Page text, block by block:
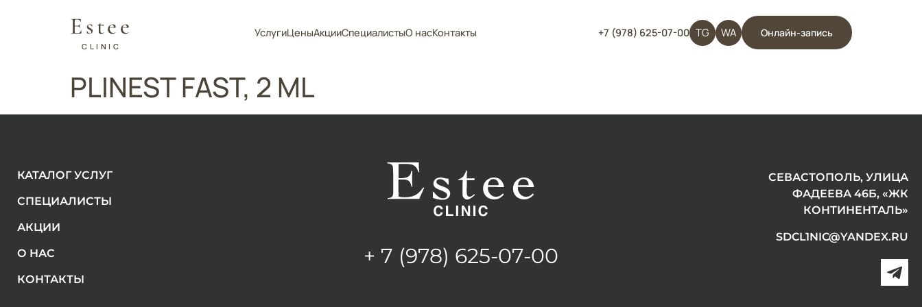
Estee
CLINIC
УслугиЦеныАкцииСпециалистыО насКонтакты +7 (978) 625-07-00 TG WA Онлайн-запись
PLINEST FAST, 2 ML
КАТАЛОГ УСЛУГ
СПЕЦИАЛИСТЫ
АКЦИИ
О НАС
КОНТАКТЫ
+ 7 (978) 625-07-00
СЕВАСТОПОЛЬ, УЛИЦА
ФАДЕЕВА 46Б, «ЖК
КОНТИНЕНТАЛЬ»
SDCL1NIC@YANDEX.RU